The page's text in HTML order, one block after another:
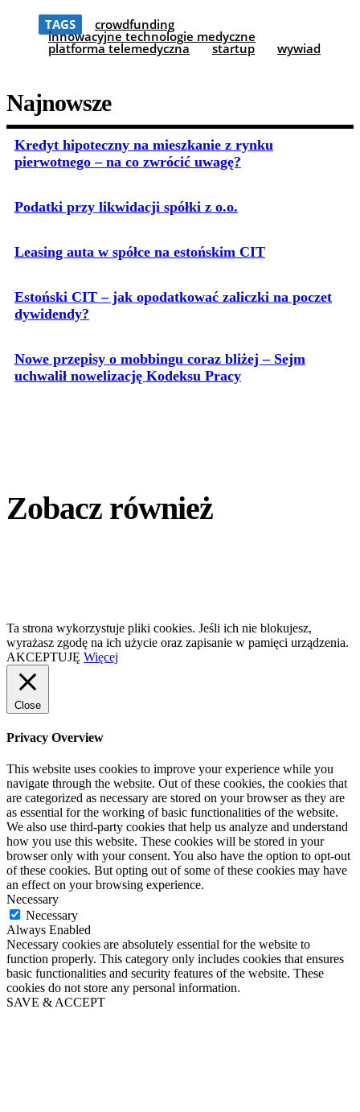
TAGS crowdfunding
innowacyjne technologie medyczne
platforma telemedyczna startup wywiad
Najnowsze
Kredyt hipoteczny na mieszkanie z rynku
pierwotnego – na co zwrócić uwagę?
Podatki przy likwidacji spółki z o.o.
Leasing auta w spółce na estońskim CIT
Estoński CIT – jak opodatkować zaliczki na poczet
dywidendy?
Nowe przepisy o mobbingu coraz bliżej – Sejm
uchwalił nowelizację Kodeksu Pracy
Zobacz również
Ta strona wykorzystuje pliki cookies. Jeśli ich nie blokujesz,
wyrażasz zgodę na ich użycie oraz zapisanie w pamięci urządzenia.
AKCEPTUJĘ Więcej
Close
Privacy Overview
This website uses cookies to improve your experience while you
navigate through the website. Out of these cookies, the cookies that
are categorized as necessary are stored on your browser as they are
as essential for the working of basic functionalities of the website.
We also use third-party cookies that help us analyze and understand
how you use this website. These cookies will be stored in your
browser only with your consent. You also have the option to opt-out
of these cookies. But opting out of some of these cookies may have
an effect on your browsing experience.
Necessary
Necessary
Always Enabled
Necessary cookies are absolutely essential for the website to
function properly. This category only includes cookies that ensures
basic functionalities and security features of the website. These
cookies do not store any personal information.
SAVE & ACCEPT